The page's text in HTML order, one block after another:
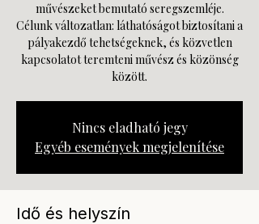
művészeket bemutató seregszemléje.
Célunk változatlan: láthatóságot biztosítani a
pályakezdő tehetségeknek, és közvetlen
kapcsolatot teremteni művész és közönség
között.
Nincs eladható jegy
Egyéb események megjelenítése
Idő és helyszín